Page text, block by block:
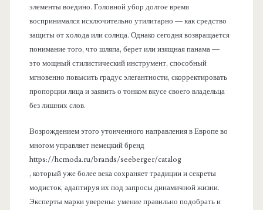
элементы воедино. Головной убор долгое время
воспринимался исключительно утилитарно — как средство
защиты от холода или солнца. Однако сегодня возвращается
понимание того, что шляпа, берет или изящная панама —
это мощный стилистический инструмент, способный
мгновенно повысить градус элегантности, скорректировать
пропорции лица и заявить о тонком вкусе своего владельца
без лишних слов.
Возрождением этого утонченного направления в Европе во
многом управляет немецкий бренд
https://hcmoda.ru/brands/seeberger/catalog
, который уже более века сохраняет традиции и секреты
модисток, адаптируя их под запросы динамичной жизни.
Эксперты марки уверены: умение правильно подобрать и